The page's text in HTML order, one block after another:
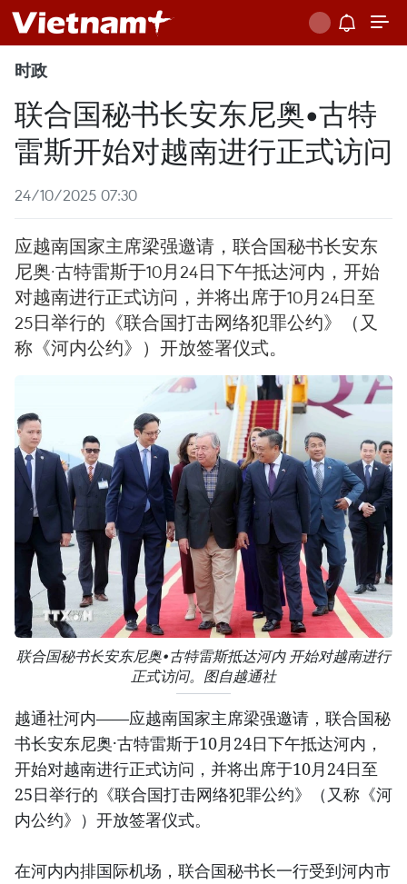
时政
联合国秘书长安东尼奥•古特
雷斯开始对越南进行正式访问
24/10/2025 07:30
应越南国家主席梁强邀请，联合国秘书长安东
尼奥·古特雷斯于10月24日下午抵达河内，开始
对越南进行正式访问，并将出席于10月24日至
25日举行的《联合国打击网络犯罪公约》（又
称《河内公约》）开放签署仪式。
联合国秘书长安东尼奥•古特雷斯抵达河内 开始对越南进行
正式访问。图自越通社
越通社河内——应越南国家主席梁强邀请，联合国秘
书长安东尼奥·古特雷斯于10月24日下午抵达河内，
开始对越南进行正式访问，并将出席于10月24日至
25日举行的《联合国打击网络犯罪公约》（又称《河
内公约》）开放签署仪式。
在河内内排国际机场，联合国秘书长一行受到河内市